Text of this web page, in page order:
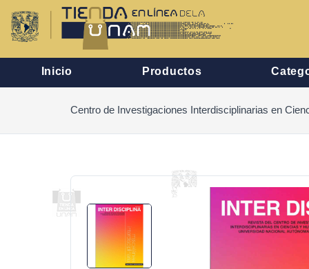
Inicio Productos
Centro de Investigaciones Interdisciplinarias en